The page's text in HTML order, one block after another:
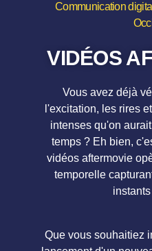
Communication
VIDÉOS
Vous avez déjà
l'excitation, les rires
intenses qu'on
temps ? Eh bien,
vidéos aftermovie
temporelle
Que vous souhaitiez